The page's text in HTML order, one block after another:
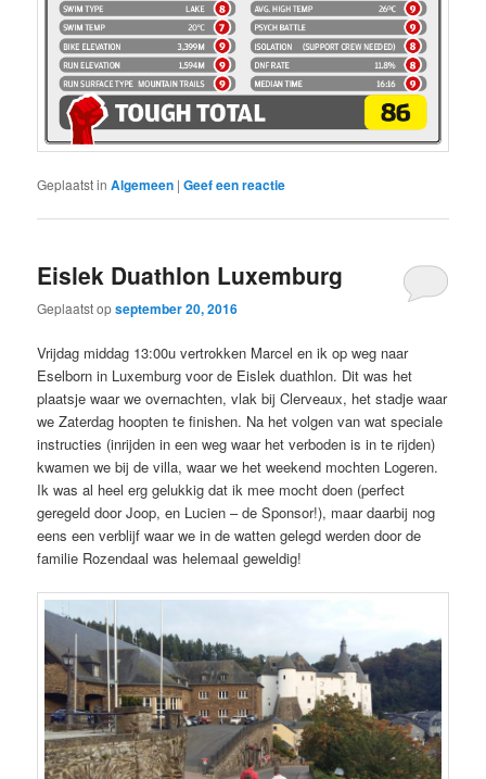
Geplaatst in Algemeen |Geef een reactie
Eislek Duathlon Luxemburg
Geplaatst opseptember 20, 2016
Vrijdag middag 13:00u vertrokken Marcel en ik op weg naar
Eselborn in Luxemburg voor de Eislek duathlon. Dit was het
plaatsje waar we overnachten, vlak bij Clerveaux, het stadje waar
we Zaterdag hoopten te finishen. Na het volgen van wat speciale
instructies (inrijden in een weg waar het verboden is in te rijden)
kwamen we bij de villa, waar we het weekend mochten Logeren.
Ik was al heel erg gelukkig dat ik mee mocht doen (perfect
geregeld door Joop, en Lucien – de Sponsor!), maar daarbij nog
eens een verblijf waar we in de watten gelegd werden door de
familie Rozendaal was helemaal geweldig!